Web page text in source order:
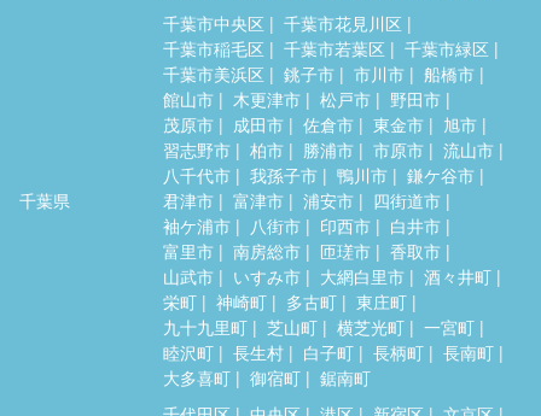
千葉県
千葉市中央区
千葉市花見川区
千葉市稲毛区
千葉市若葉区
千葉市緑区
千葉市美浜区
銚子市 市川市
船橋市
館山市
木更津市 松戸市
野田市
茂原市
成田市 佐倉市 東金市
旭市
習志野市
柏市 勝浦市 市原市
流山市
八千代市
我孫子市 鴨川市
鎌ケ谷市
君津市
富津市 浦安市
四街道市
袖ケ浦市
八街市 印西市
白井市
富里市
南房総市 匝瑳市
香取市
山武市
いすみ市 大網白里市
酒々井町
栄町
神崎町 多古町
東庄町
九十九里町
芝山町 横芝光町
一宮町
睦沢町
長生村 白子町 長柄町
長南町
大多喜町
御宿町
鋸南町